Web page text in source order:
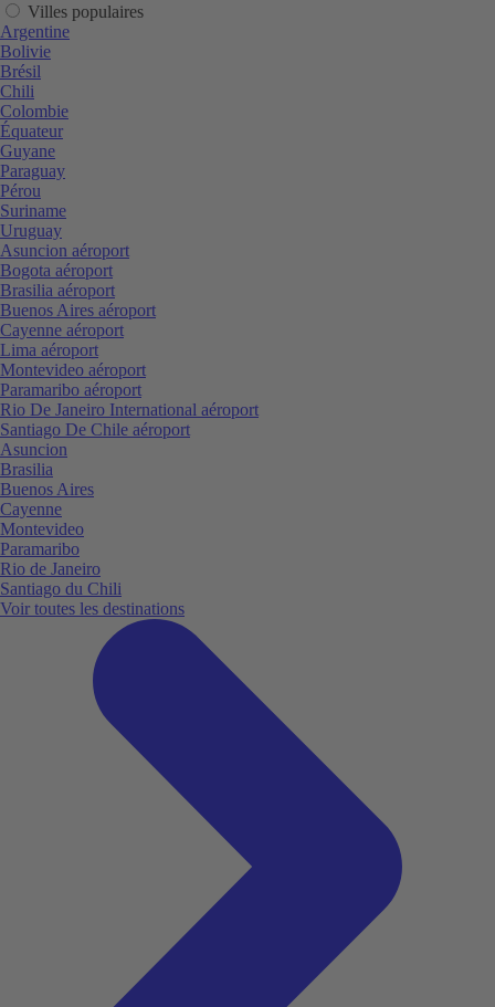
Villes populaires
Argentine
Bolivie
Brésil
Chili
Colombie
Équateur
Guyane
Paraguay
Pérou
Suriname
Uruguay
Asuncion aéroport
Bogota aéroport
Brasilia aéroport
Buenos Aires aéroport
Cayenne aéroport
Lima aéroport
Montevideo aéroport
Paramaribo aéroport
Rio De Janeiro International aéroport
Santiago De Chile aéroport
Asuncion
Brasilia
Buenos Aires
Cayenne
Montevideo
Paramaribo
Rio de Janeiro
Santiago du Chili
Voir toutes les destinations